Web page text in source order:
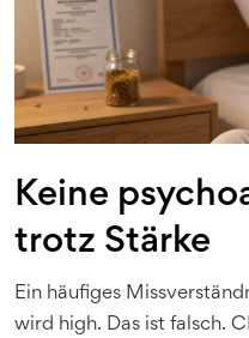
Keine
trotz Stärke
Ein häufiges
wird high. Das ist falsch.